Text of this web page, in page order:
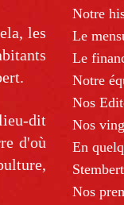
Notre
Le
Le
Notre
Nos
Nos
En
Nos
les
dit
d'où